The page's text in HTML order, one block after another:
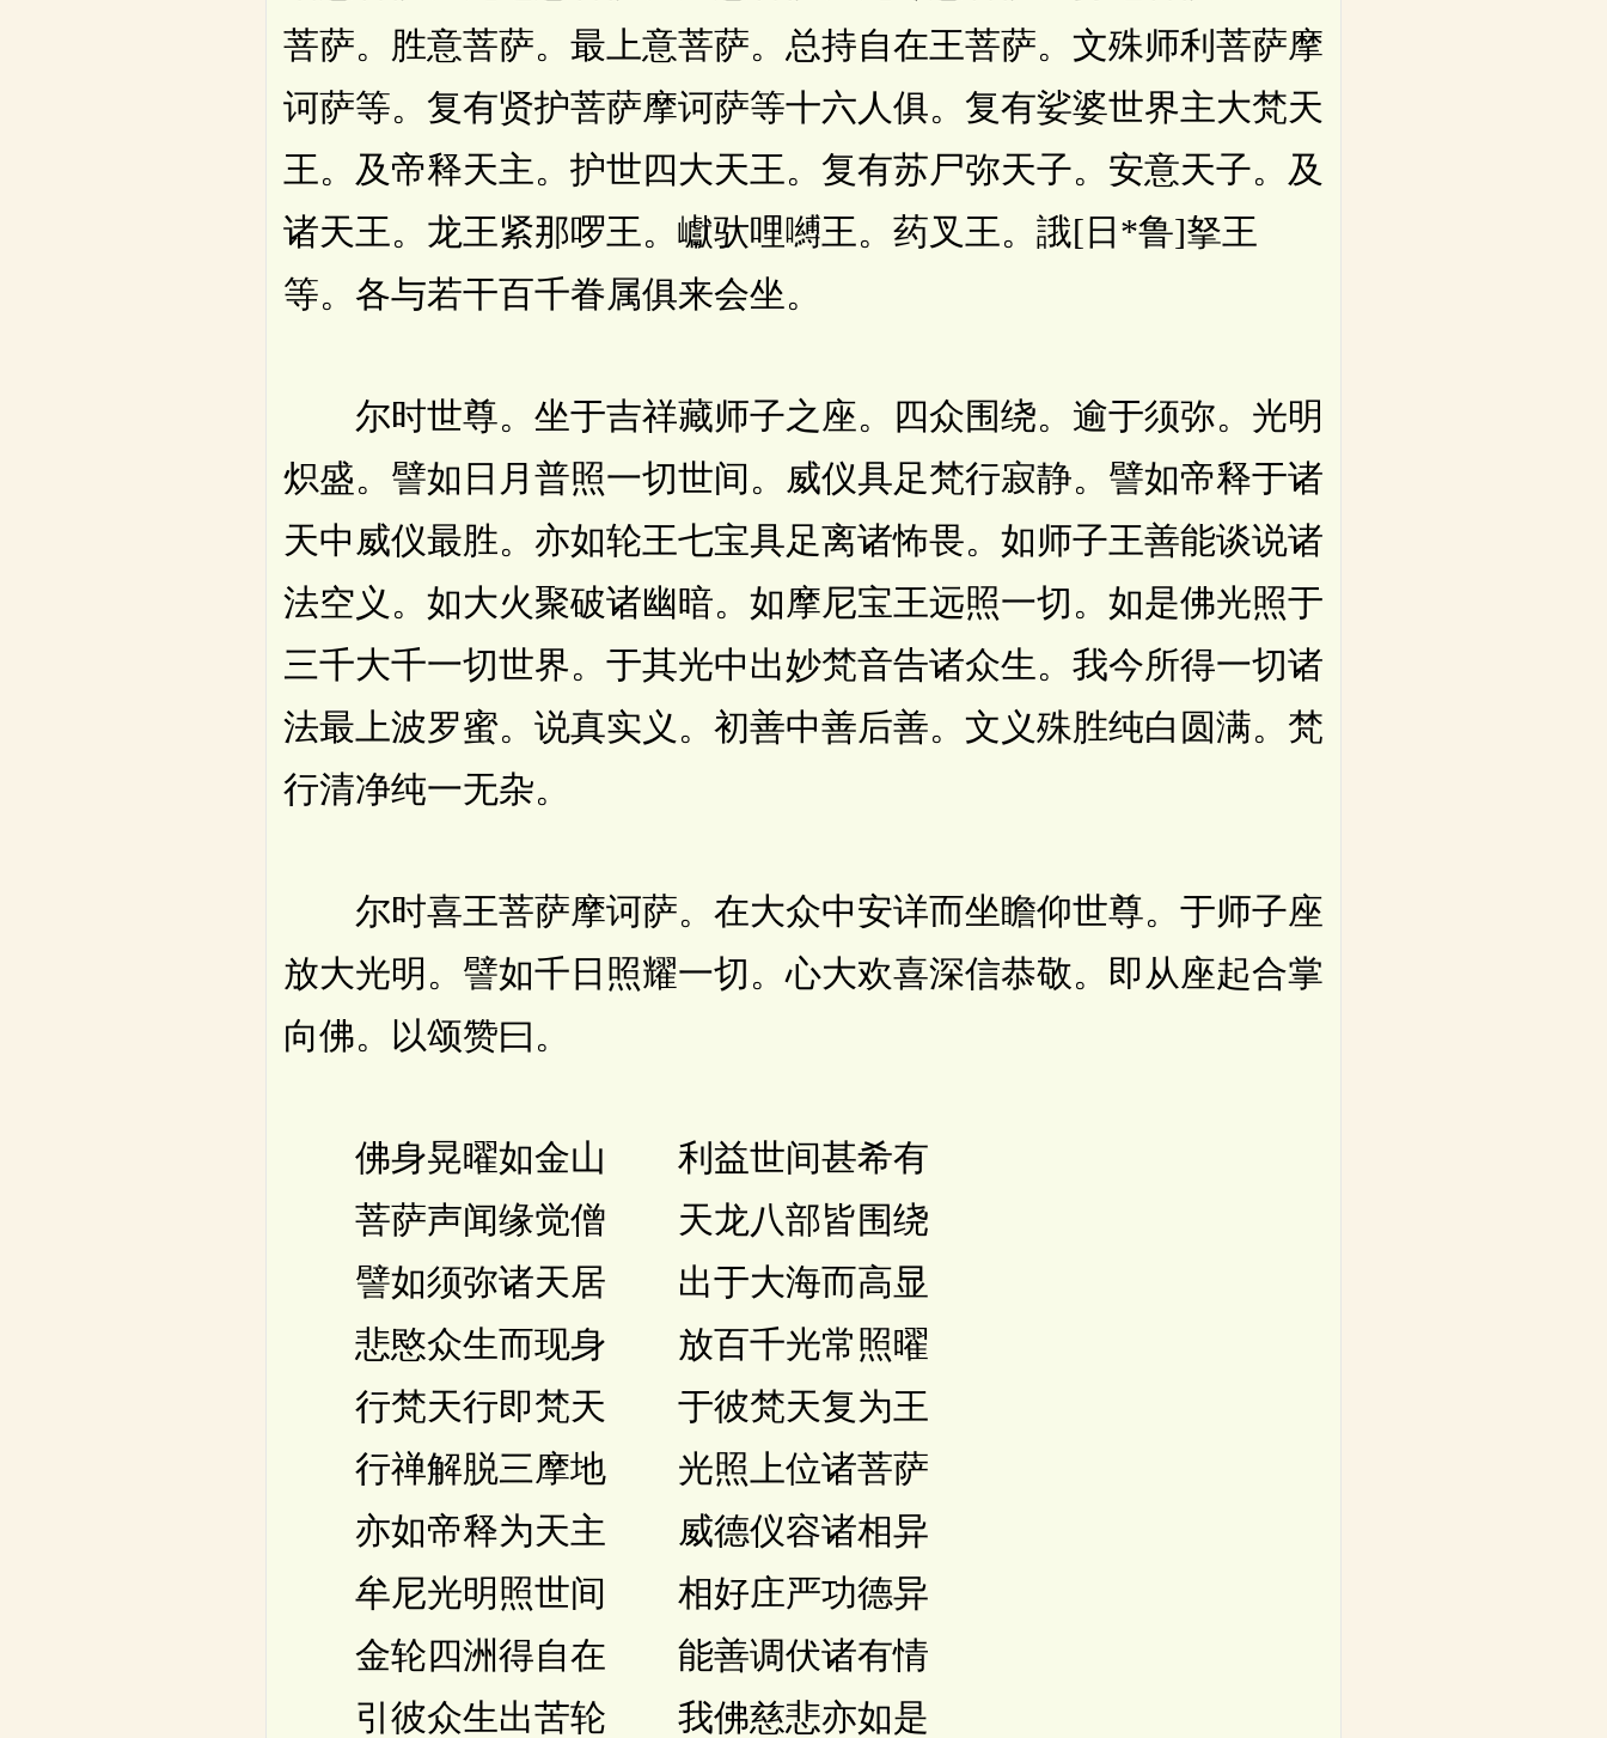
菩萨。胜意菩萨。最上意菩萨。总持自在王菩萨。文殊师利菩萨摩
诃萨等。复有贤护菩萨摩诃萨等十六人俱。复有娑婆世界主大梵天
王。及帝释天主。护世四大天王。复有苏尸弥天子。安意天子。及
诸天王。龙王紧那啰王。巘驮哩嚩王。药叉王。誐[日*鲁]拏王
等。各与若干百千眷属俱来会坐。
尔时世尊。坐于吉祥藏师子之座。四众围绕。逾于须弥。光明
炽盛。譬如日月普照一切世间。威仪具足梵行寂静。譬如帝释于诸
天中威仪最胜。亦如轮王七宝具足离诸怖畏。如师子王善能谈说诸
法空义。如大火聚破诸幽暗。如摩尼宝王远照一切。如是佛光照于
三千大千一切世界。于其光中出妙梵音告诸众生。我今所得一切诸
法最上波罗蜜。说真实义。初善中善后善。文义殊胜纯白圆满。梵
行清净纯一无杂。
尔时喜王菩萨摩诃萨。在大众中安详而坐瞻仰世尊。于师子座
放大光明。譬如千日照耀一切。心大欢喜深信恭敬。即从座起合掌
向佛。以颂赞曰。
佛身晃曜如金山 利益世间甚希有
菩萨声闻缘觉僧 天龙八部皆围绕
譬如须弥诸天居 出于大海而高显
悲愍众生而现身 放百千光常照曜
行梵天行即梵天 于彼梵天复为王
行禅解脱三摩地 光照上位诸菩萨
亦如帝释为天主 威德仪容诸相异
牟尼光明照世间 相好庄严功德异
金轮四洲得自在 能善调伏诸有情
引彼众生出苦轮 我佛慈悲亦如是